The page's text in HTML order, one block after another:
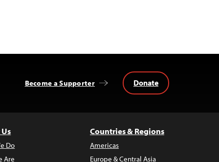
Become a Supporter Donate
Do
Are
Countries & Regions
Americas
Europe & Central Asia